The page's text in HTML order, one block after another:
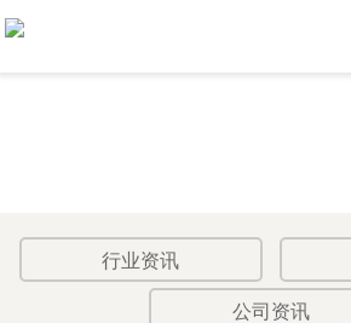
行业资讯
公司资讯